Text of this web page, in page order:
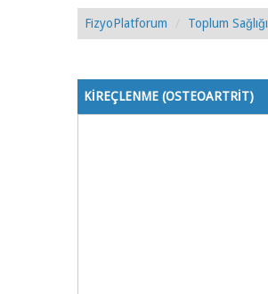
FizyoPlatforum Toplum Sağlığı
KİREÇLENME (OSTEOARTRİT)